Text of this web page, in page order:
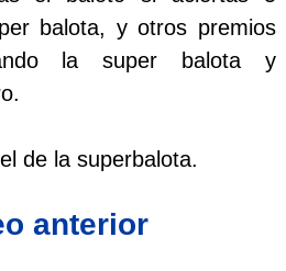
balota, y otros premios
la super balota y
de la superbalota.
anterior